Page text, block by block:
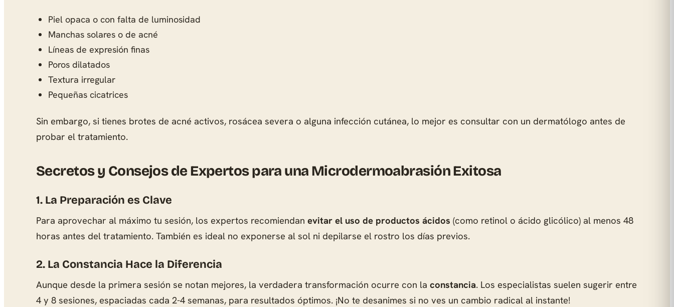
Piel opaca o con falta de luminosidad
Manchas solares o de acné
Líneas de expresión finas
Poros dilatados
Textura irregular
Pequeñas cicatrices
Sin embargo, si tienes brotes de acné activos, rosácea severa o alguna infección cutánea, lo mejor es consultar con un dermatólogo antes de
probar el tratamiento.
Secretos y Consejos de Expertos para una Microdermoabrasión Exitosa
1. La Preparación es Clave
Para aprovechar al máximo tu sesión, los expertos recomiendan evitar el uso de productos ácidos (como retinol o ácido glicólico) al menos 48
horas antes del tratamiento. También es ideal no exponerse al sol ni depilarse el rostro los días previos.
2. La Constancia Hace la Diferencia
Aunque desde la primera sesión se notan mejores, la verdadera transformación ocurre con la constancia. Los especialistas suelen sugerir entre
4 y 8 sesiones, espaciadas cada 2-4 semanas, para resultados óptimos. ¡No te desanimes si no ves un cambio radical al instante!